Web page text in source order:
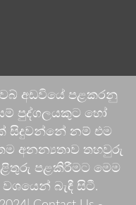
වෙබ් අඩවියේ පළකරනු
පුද්ගලයකුට හෝ
සිදුවන්නේ නම් එම
අනන්‍යතාව තහවුරු
පළකිරීමට මෙම
බැඳී සිටී.